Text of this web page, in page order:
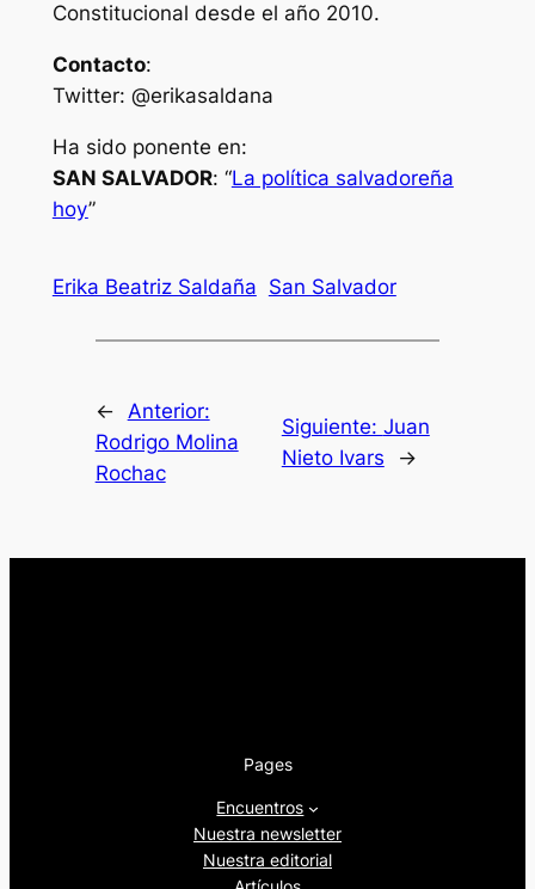
Constitucional desde el año 2010.
Contacto:
Twitter: @erikasaldana
Ha sido ponente en:
SAN SALVADOR: “La política salvadoreña
hoy”
Erika Beatriz Saldaña San Salvador
←
Anterior:
Rodrigo Molina
Rochac
Siguiente: Juan
Nieto Ivars
→
Pages
Encuentros
Nuestra newsletter
Nuestra editorial